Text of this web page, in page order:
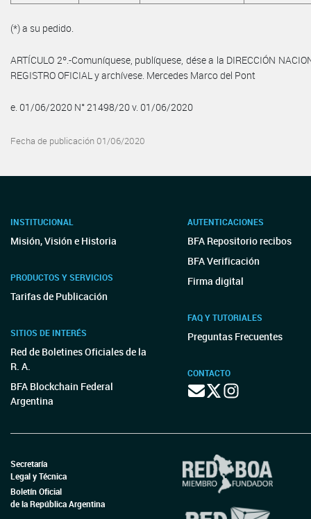
(*) a su pedido.
ARTÍCULO 2º.-Comuníquese, publíquese, dése a la DIRECCIÓN
REGISTRO OFICIAL y archívese. Mercedes Marco del Pont
e. 01/06/2020 N° 21498/20 v. 01/06/2020
Fecha de publicación 01/06/2020
INSTITUCIONAL
Misión, Visión e Historia
PRODUCTOS Y SERVICIOS
Tarifas de Publicación
SITIOS DE INTERÉS
Red de Boletines Oficiales de la
R. A.
BFA Blockchain Federal
Argentina
AUTENTICACIONES
BFA Repositorio recibos
BFA Verificación
Firma digital
FAQ Y TUTORIALES
Preguntas Frecuentes
CONTACTO
Secretaría
Legal y Técnica
Boletín Oficial
de la República Argentina